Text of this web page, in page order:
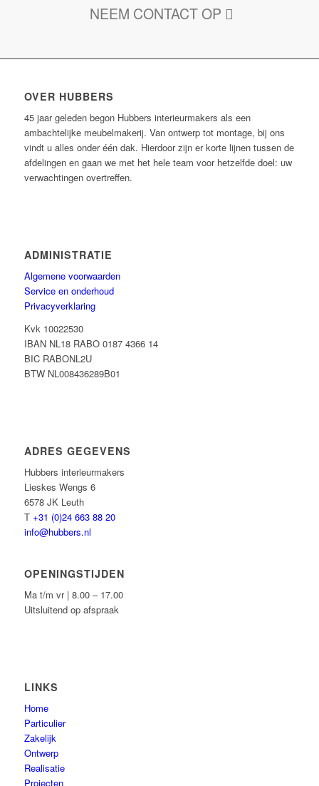
NEEM CONTACT OP
OVER HUBBERS
45 jaar geleden begon Hubbers interieurmakers als een
ambachtelijke meubelmakerij. Van ontwerp tot montage, bij ons
vindt u alles onder één dak. Hierdoor zijn er korte lijnen tussen de
afdelingen en gaan we met het hele team voor hetzelfde doel: uw
verwachtingen overtreffen.
ADMINISTRATIE
Algemene voorwaarden
Service en onderhoud
Privacyverklaring
Kvk 10022530
IBAN NL18 RABO 0187 4366 14
BIC RABONL2U
BTW NL008436289B01
ADRES GEGEVENS
Hubbers interieurmakers
Lieskes Wengs 6
6578 JK Leuth
T +31 (0)24 663 88 20
info@hubbers.nl
OPENINGSTIJDEN
Ma t/m vr | 8.00 – 17.00
Uitsluitend op afspraak
LINKS
Home
Particulier
Zakelijk
Ontwerp
Realisatie
Projecten